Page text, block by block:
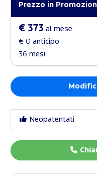
Prezzo in
€ 373 al mese
€ 0 anticipo
36 mesi
Neopatentati